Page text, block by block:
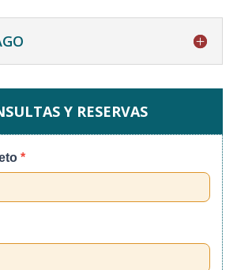
Y RESERVAS
*